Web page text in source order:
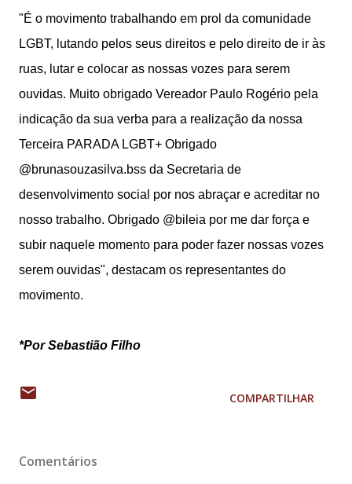
"É o movimento trabalhando em prol da comunidade
LGBT, lutando pelos seus direitos e pelo direito de ir às
ruas, lutar e colocar as nossas vozes para serem
ouvidas. Muito obrigado Vereador Paulo Rogério pela
indicação da sua verba para a realização da nossa
Terceira PARADA LGBT+ Obrigado
@brunasouzasilva.bss da Secretaria de
desenvolvimento social por nos abraçar e acreditar no
nosso trabalho. Obrigado @bileia por me dar força e
subir naquele momento para poder fazer nossas vozes
serem ouvidas", destacam os representantes do
movimento.
*Por Sebastião Filho
COMPARTILHAR
Comentários